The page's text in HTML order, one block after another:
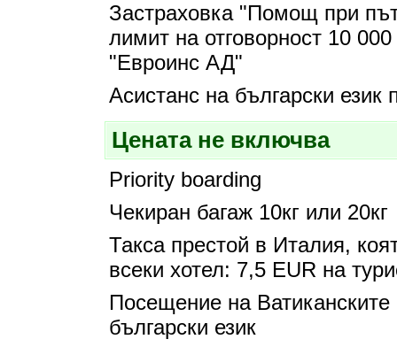
Застраховка "Помощ при
лимит на отговорност 10
"Евроинс АД"
Асистанс на български език
Цената не включва
Priority boarding
Чекиран багаж 10кг или 20кг
Такса престой в Италия,
всеки хотел: 7,5 EUR на
Посещение на
български език